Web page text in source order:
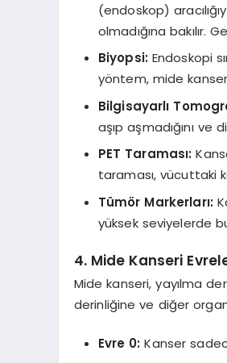
(endoskop)
olmadığına bakılır.
Biyopsi: Endoskopi
yöntem, mide
Bilgisayarlı
aşıp aşmadığını ve
PET Taraması:
taraması, vücuttaki
Tümör Markerları:
yüksek seviyelerde
4. Mide Kanseri
Mide kanseri, yayılma
derinliğine ve diğer
Evre 0: Kanser